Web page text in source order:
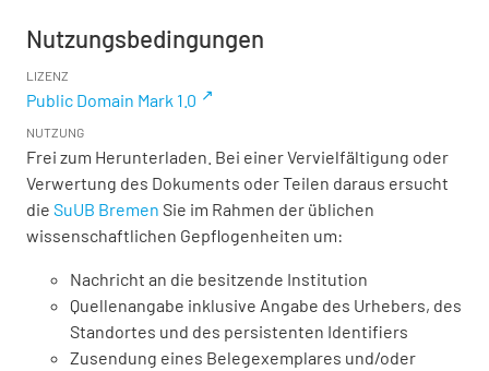
Nutzungsbedingungen
LIZENZ
Public Domain Mark 1.0
NUTZUNG
Frei zum Herunterladen. Bei einer Vervielfältigung oder
Verwertung des Dokuments oder Teilen daraus ersucht
die SuUB Bremen Sie im Rahmen der üblichen
wissenschaftlichen Gepflogenheiten um:
Nachricht an die besitzende Institution
Quellenangabe inklusive Angabe des Urhebers, des
Standortes und des persistenten Identifiers
Zusendung eines Belegexemplares und/oder